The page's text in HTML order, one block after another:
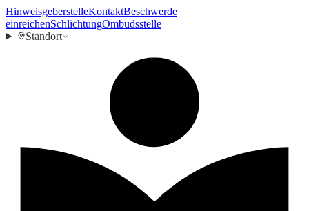
HinweisgeberstelleKontaktBeschwerde
einreichenSchlichtungOmbudsstelle
Standort